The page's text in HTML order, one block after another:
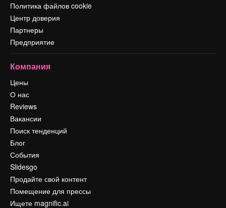
Политика файлов cookie
Центр доверия
Партнеры
Предприятие
Компания
Цены
О нас
Reviews
Вакансии
Поиск тенденций
Блог
События
Slidesgo
Продайте свой контент
Помещение для прессы
Ищете magnific.ai